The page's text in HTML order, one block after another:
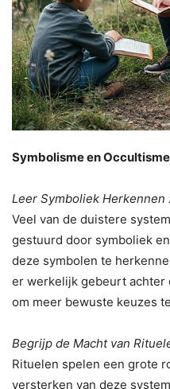
Symbolisme en Occultisme
Leer Symboliek Herkennen
Veel van de duistere
gestuurd door symboliek
deze symbolen te
er werkelijk gebeurt achter
om meer bewuste keuzes
Begrijp de Macht van
Rituelen spelen een grote
versterken van deze